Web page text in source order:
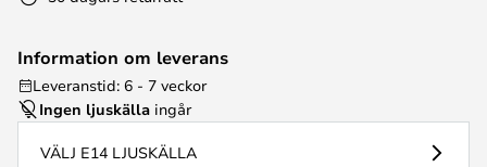
Information om leverans
Leveranstid: 6 - 7 veckor
Ingen ljuskälla ingår
VÄLJ E14 LJUSKÄLLA